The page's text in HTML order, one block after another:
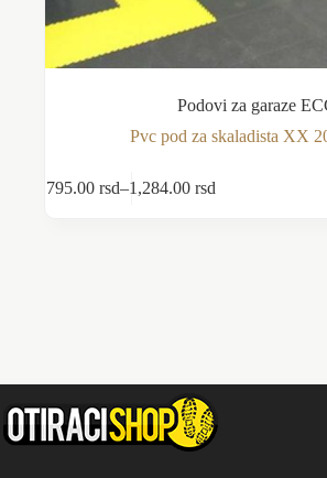
Podovi za garaze
Pvc pod za skaladista XX
795.00rsd–1,284.00rsd
Raspon
proizvod
proizvoda.